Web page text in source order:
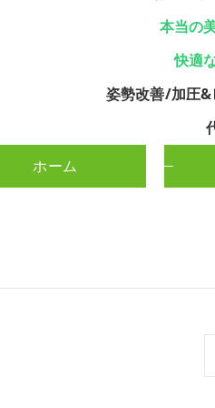
本当の
快適
姿勢改善/加圧
ホーム